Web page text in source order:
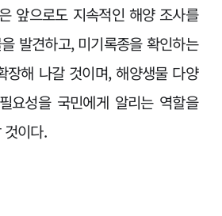
앞으로도 지속적인 해양 조사를
발견하고, 미기록종을 확인하는
장해 나갈 것이며, 해양생물 다양
요성을 국민에게 알리는 역할을
것이다.